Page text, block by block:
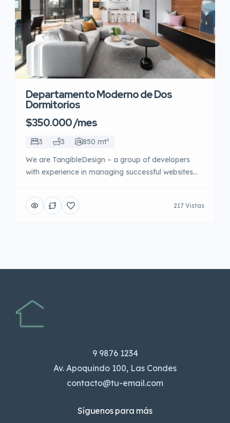
Departamento Moderno de Dos
Dormitorios
$350.000 /mes
3 3
850 mt²
We are TangibleDesign – a group of developers
with experience in managing successful websites
you or your clients to gain a competitive advantage
and we are ready to create the optimum products
217 Vistas
9 9876 1234
Av. Apoquindo 100, Las Condes
contacto@tu-email.com
Síguenos para más